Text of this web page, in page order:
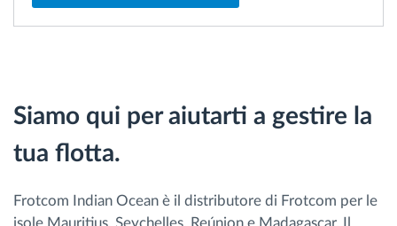
Identificazione automatica del conducente
Scopri quanto risparmi
Siamo qui per aiutarti a gestire la
tua flotta.
Frotcom Indian Ocean è il distributore di Frotcom per le
isole Mauritius, Seychelles, Reúnion e Madagascar. Il